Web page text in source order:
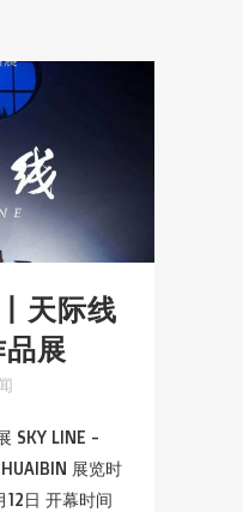
天际线
展
SKY LINE -
展览时
日 开幕时间